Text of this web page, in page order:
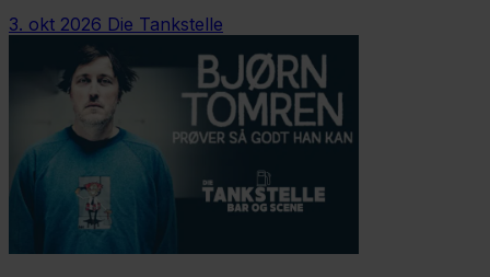
3. okt 2026 Die Tankstelle